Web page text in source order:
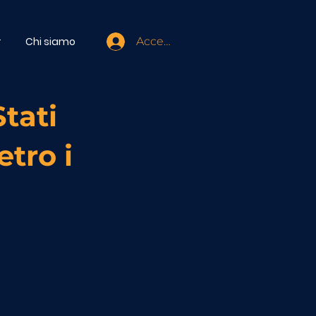
Chi siamo Accedi
i